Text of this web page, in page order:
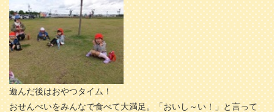
遊んだ後はおやつタイム！
おせんべいをみんなで食べて大満足。「おいし～い！」と言って